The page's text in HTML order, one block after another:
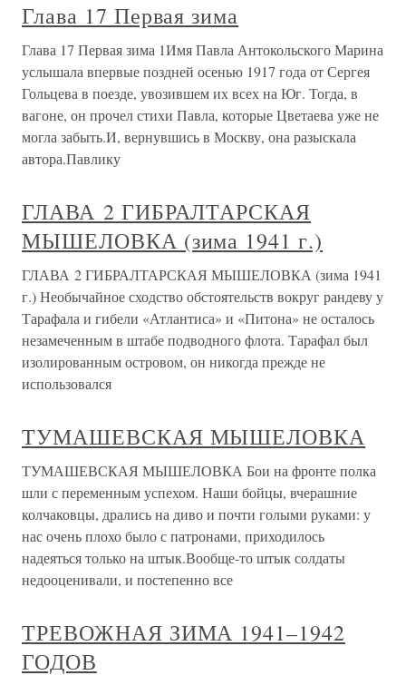
Глава 17 Первая зима
Глава 17 Первая зима 1Имя Павла Антокольского Марина
услышала впервые поздней осенью 1917 года от Сергея
Гольцева в поезде, увозившем их всех на Юг. Тогда, в
вагоне, он прочел стихи Павла, которые Цветаева уже не
могла забыть.И, вернувшись в Москву, она разыскала
автора.Павлику
ГЛАВА 2 ГИБРАЛТАРСКАЯ
МЫШЕЛОВКА (зима 1941 г.)
ГЛАВА 2 ГИБРАЛТАРСКАЯ МЫШЕЛОВКА (зима 1941
г.) Необычайное сходство обстоятельств вокруг рандеву у
Тарафала и гибели «Атлантиса» и «Питона» не осталось
незамеченным в штабе подводного флота. Тарафал был
изолированным островом, он никогда прежде не
использовался
ТУМАШЕВСКАЯ МЫШЕЛОВКА
ТУМАШЕВСКАЯ МЫШЕЛОВКА Бои на фронте полка
шли с переменным успехом. Наши бойцы, вчерашние
колчаковцы, дрались на диво и почти голыми руками: у
нас очень плохо было с патронами, приходилось
надеяться только на штык.Вообще-то штык солдаты
недооценивали, и постепенно все
ТРЕВОЖНАЯ ЗИМА 1941–1942
ГОДОВ